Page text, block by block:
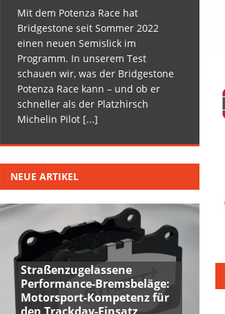
Mit dem Potenza Race hat
Bridgestone seit Sommer 2022
einen neuen Semislick im
Programm. In unserem Test
schauen wir, was der Bridgestone
Potenza Race kann – und ob er
schneller als der Platzhirsch
Michelin Pilot [...]
NEUE ARTIKEL
Straßenzugelassene
Performance-Bremsbeläge:
Motorsport-Kompetenz für